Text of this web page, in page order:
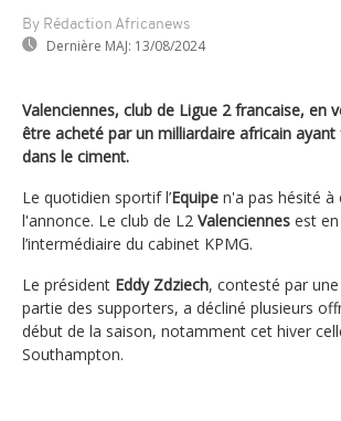
By Rédaction Africanews
Dernière MAJ: 13/08/2024
Valenciennes, club de Ligue 2 francaise, en
être acheté par un milliardaire africain
dans le ciment.
Le quotidien sportif l’Equipe n'a pas hésité à
l'annonce. Le club de L2 Valenciennes est
l’intermédiaire du cabinet KPMG.
Le président Eddy Zdziech, contesté par
partie des supporters, a décliné plusieurs
début de la saison, notamment cet hiver
Southampton.